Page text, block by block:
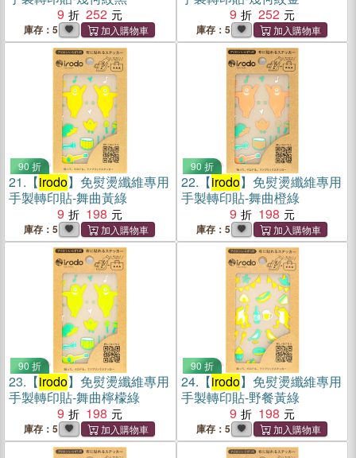
9
252
庫存：5
9
252
庫存：5
90 折
21. 【irodo】免熨燙纖維專用
手製轉印貼-舞曲黃綠
9
198
庫存：5
90 折
22. 【irodo】免熨燙纖維專用
手製轉印貼-舞曲橙綠
9
198
庫存：5
90 折
23. 【irodo】免熨燙纖維專用
手製轉印貼-舞曲檸檬綠
9
198
庫存：5
90 折
24. 【irodo】免熨燙纖維專用
手製轉印貼-野餐黃綠
9
198
庫存：5